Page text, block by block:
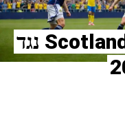
איך לקנות כרטיסים לScotland נגד